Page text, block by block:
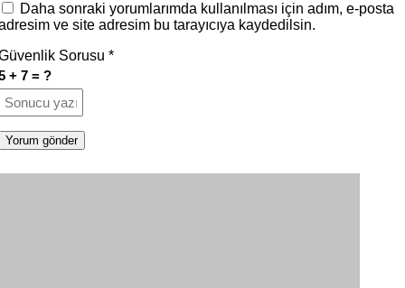
Daha sonraki yorumlarımda kullanılması için adım, e-posta
ve site adresim bu tarayıcıya kaydedilsin.
Sorusu *
+ 7 = ?